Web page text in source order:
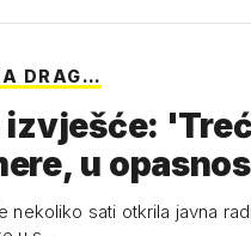
DRAG…
u
nekoliko sati otkrila javna